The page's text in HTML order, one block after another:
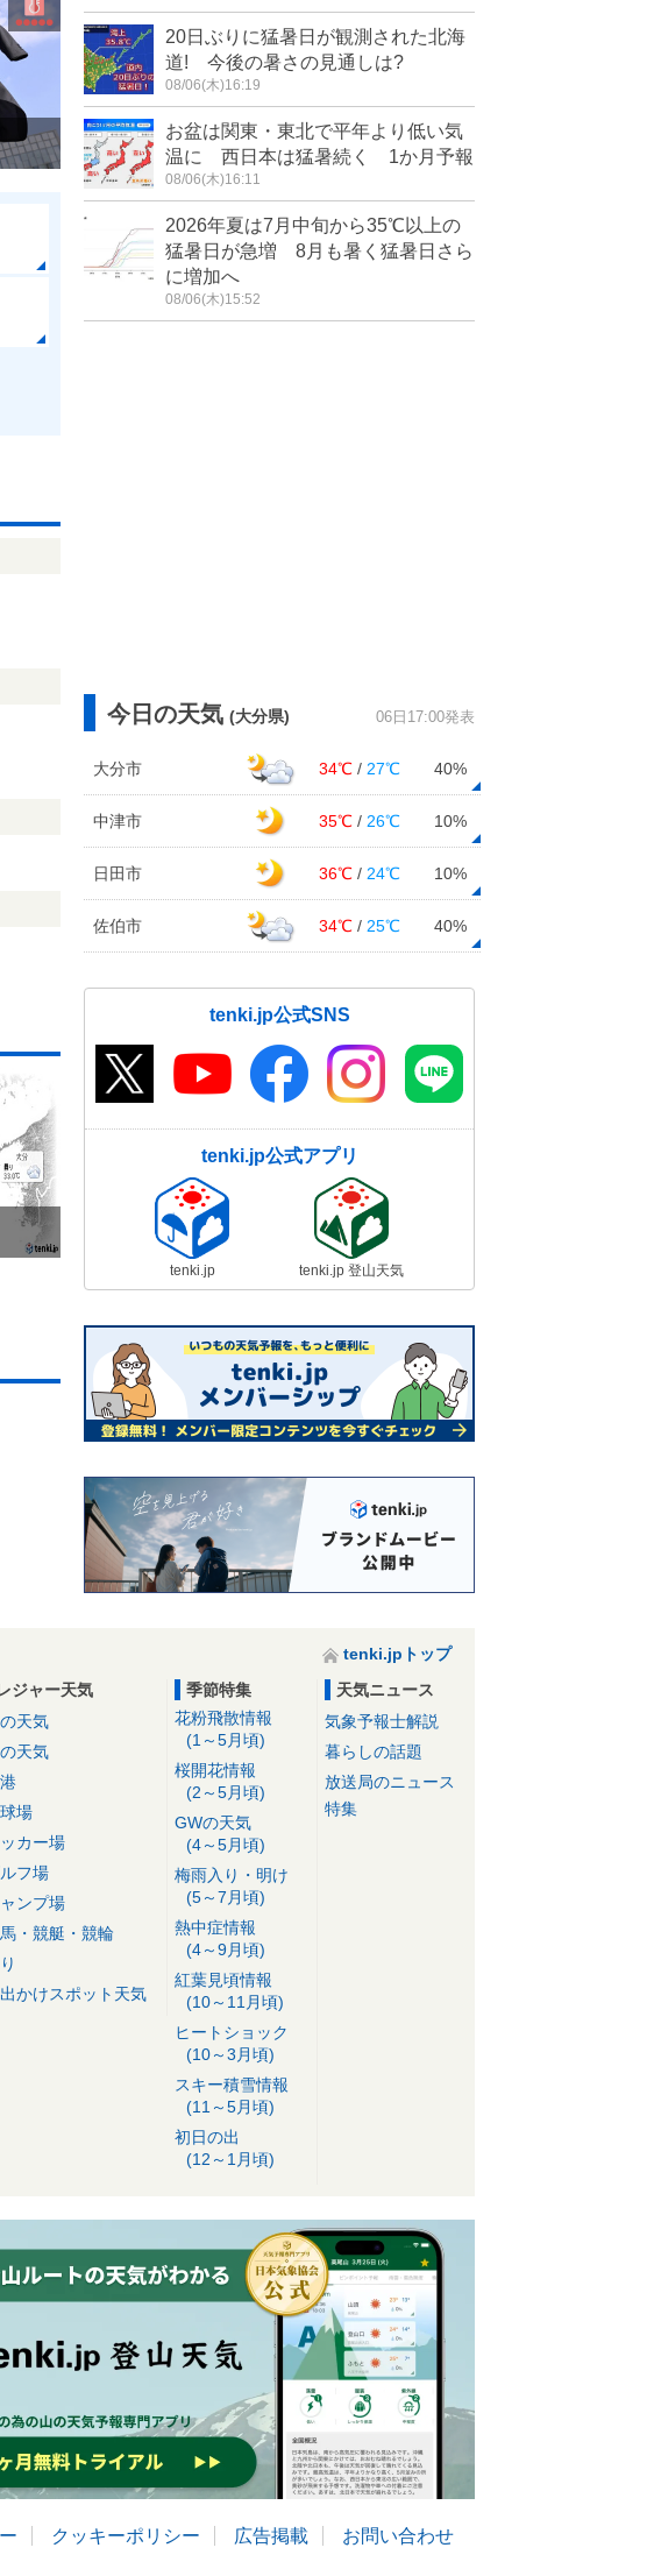
20日ぶりに猛暑日が観測された北海
道! 今後の暑さの見通しは?
08/06(木)16:19
お盆は関東・東北で平年より低い気
温に 西日本は猛暑続く 1か月予報
08/06(木)16:11
2026年夏は7月中旬から35℃以上の
猛暑日が急増 8月も暑く猛暑日さら
に増加へ
08/06(木)15:52
今日の天気 (大分県) 06日17:00発表
大分市 34℃ / 27℃ 40%
中津市 35℃ / 26℃ 10%
日田市 36℃ / 24℃ 10%
佐伯市 34℃ / 25℃ 40%
tenki.jp公式SNS
tenki.jp公式アプリ
tenki.jp tenki.jp 登山天気
tenki.jpトップ
ジャー天気
天気
天気
場
カー場
フ場
ンプ場
・競艇・競輪
かけスポット天気
季節特集
花粉飛散情報
(1～5月頃)
桜開花情報
(2～5月頃)
GWの天気
(4～5月頃)
梅雨入り・明け
(5～7月頃)
熱中症情報
(4～9月頃)
紅葉見頃情報
(10～11月頃)
ヒートショック
(10～3月頃)
スキー積雪情報
(11～5月頃)
初日の出
(12～1月頃)
天気ニュース
気象予報士解説
暮らしの話題
放送局のニュース
特集
クッキーポリシー 広告掲載 お問い合わせ